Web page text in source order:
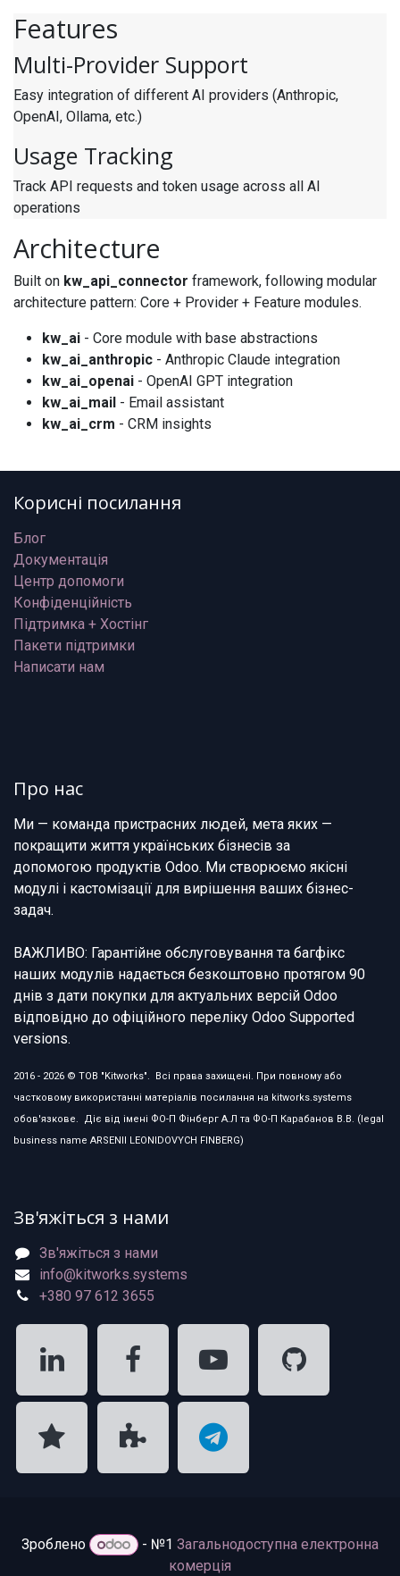
Features
Multi-Provider Support
Easy integration of different AI providers (Anthropic,
OpenAI, Ollama, etc.)
Usage Tracking
Track API requests and token usage across all AI
operations
Architecture
Built on kw_api_connector framework, following modular
architecture pattern: Core + Provider + Feature modules.
kw_ai - Core module with base abstractions
kw_ai_anthropic - Anthropic Claude integration
kw_ai_openai - OpenAI GPT integration
kw_ai_mail - Email assistant
kw_ai_crm - CRM insights
Корисні посилання
Блог
Документація
Центр допомоги
Конфіденційність
Підтримка + Хостінг
Пакети підтримки
Написати нам
Про нас
Ми — команда пристрасних людей, мета яких —
покращити життя українських бізнесів за
допомогою продуктів Odoo. Ми створюємо якісні
модулі і кастомізації для вирішення ваших бізнес-
задач.
ВАЖЛИВО: Гарантійне обслуговування та багфікс
наших модулів надається безкоштовно протягом 90
днів з дати покупки для актуальних версій Odoo
відповідно до офіційного переліку Odoo Supported
versions.
2016 - 2026 © ТОВ "Kitworks". Всі права захищені. При повному або
частковому використанні матеріалів посилання на kitworks.systems
обов'язкове. Діє від імені ФО-П Фінберг А.Л та ФО-П Карабанов В.В. (legal
business name ARSENII LEONIDOVYCH FINBERG)
Зв'яжіться з нами
Зв'яжіться з нами
info@kitworks.systems
+380 97 612 3655
Зроблено - №1 Загальнодоступна електронна
комерція